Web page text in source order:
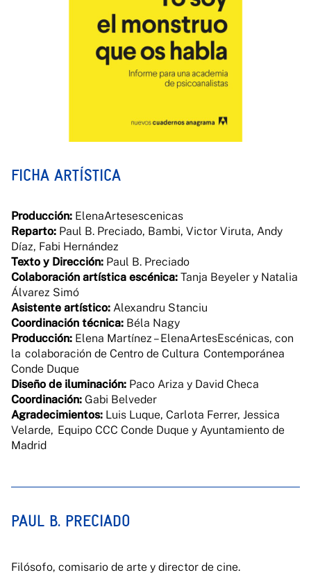
FICHA ARTÍSTICA
Producción: ElenaArtesescenicas
Reparto: Paul B. Preciado, Bambi, Victor Viruta, Andy
Díaz, Fabi Hernández
Texto y Dirección: Paul B. Preciado
Colaboración artística escénica: Tanja Beyeler y Natalia
Álvarez Simó
Asistente artístico: Alexandru Stanciu
Coordinación técnica: Béla Nagy
Producción: Elena Martínez – ElenaArtesEscénicas, con
la colaboración de Centro de Cultura Contemporánea
Conde Duque
Diseño de iluminación: Paco Ariza y David Checa
Coordinación: Gabi Belveder
Agradecimientos: Luis Luque, Carlota Ferrer, Jessica
Velarde, Equipo CCC Conde Duque y Ayuntamiento de
Madrid
PAUL B. PRECIADO
Filósofo, comisario de arte y director de cine.